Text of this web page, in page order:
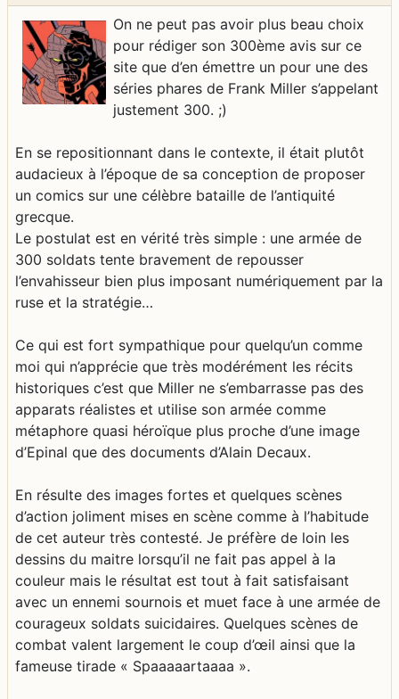
On ne peut pas avoir plus beau choix
pour rédiger son 300ème avis sur ce
site que d’en émettre un pour une des
séries phares de Frank Miller s’appelant
justement 300. ;)
En se repositionnant dans le contexte, il était plutôt
audacieux à l’époque de sa conception de proposer
un comics sur une célèbre bataille de l’antiquité
grecque.
Le postulat est en vérité très simple : une armée de
300 soldats tente bravement de repousser
l’envahisseur bien plus imposant numériquement par la
ruse et la stratégie…
Ce qui est fort sympathique pour quelqu’un comme
moi qui n’apprécie que très modérément les récits
historiques c’est que Miller ne s’embarrasse pas des
apparats réalistes et utilise son armée comme
métaphore quasi héroïque plus proche d’une image
d’Epinal que des documents d’Alain Decaux.
En résulte des images fortes et quelques scènes
d’action joliment mises en scène comme à l’habitude
de cet auteur très contesté. Je préfère de loin les
dessins du maitre lorsqu’il ne fait pas appel à la
couleur mais le résultat est tout à fait satisfaisant
avec un ennemi sournois et muet face à une armée de
courageux soldats suicidaires. Quelques scènes de
combat valent largement le coup d’œil ainsi que la
fameuse tirade « Spaaaaartaaaa ».